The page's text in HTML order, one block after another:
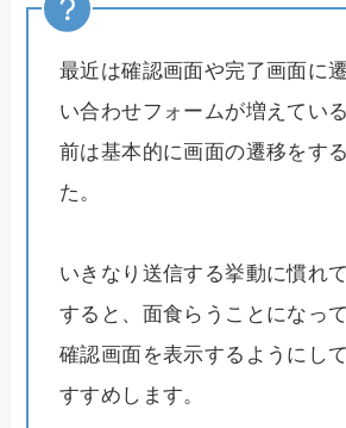
最近は確認画面や完了画面に
い合わせフォームが増えてい
前は基本的に画面の遷移をす
た。
いきなり送信する挙動に慣れ
すると、面食らうことになっ
確認画面を表示するようにし
すすめします。